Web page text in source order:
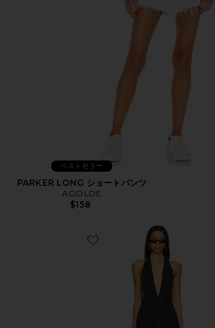
ベストセラー
PARKER LONG ショートパンツ
AGOLDE
$158
Favorite DISTRICT マキシドレス